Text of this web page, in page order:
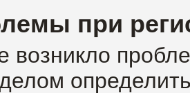
при
возникло